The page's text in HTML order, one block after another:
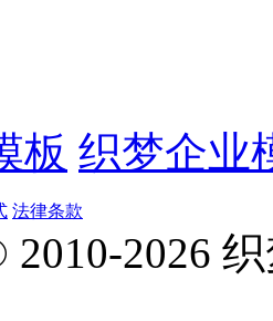
板 织梦企业
法律条款
2010-2026